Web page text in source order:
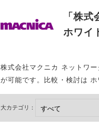
「株
ホワイ
株式会社マクニカ ネットワ
が可能です。比較・検討は
大カテゴリ：